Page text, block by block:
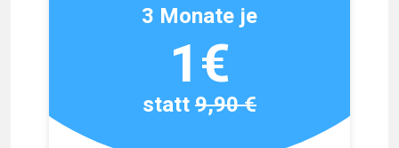
3 Monate je
1€
statt9,90 €